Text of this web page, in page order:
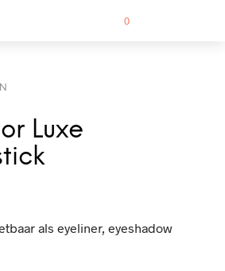
0
Luxe
als eyeliner, eyeshadow